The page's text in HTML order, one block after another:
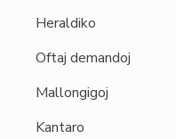
Heraldiko
Oftaj demandoj
Mallongigoj
Kantaro